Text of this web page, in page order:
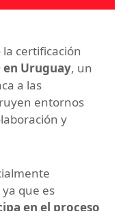
la certificación
en Uruguay, un
a las
entornos
y
que es
en el proceso